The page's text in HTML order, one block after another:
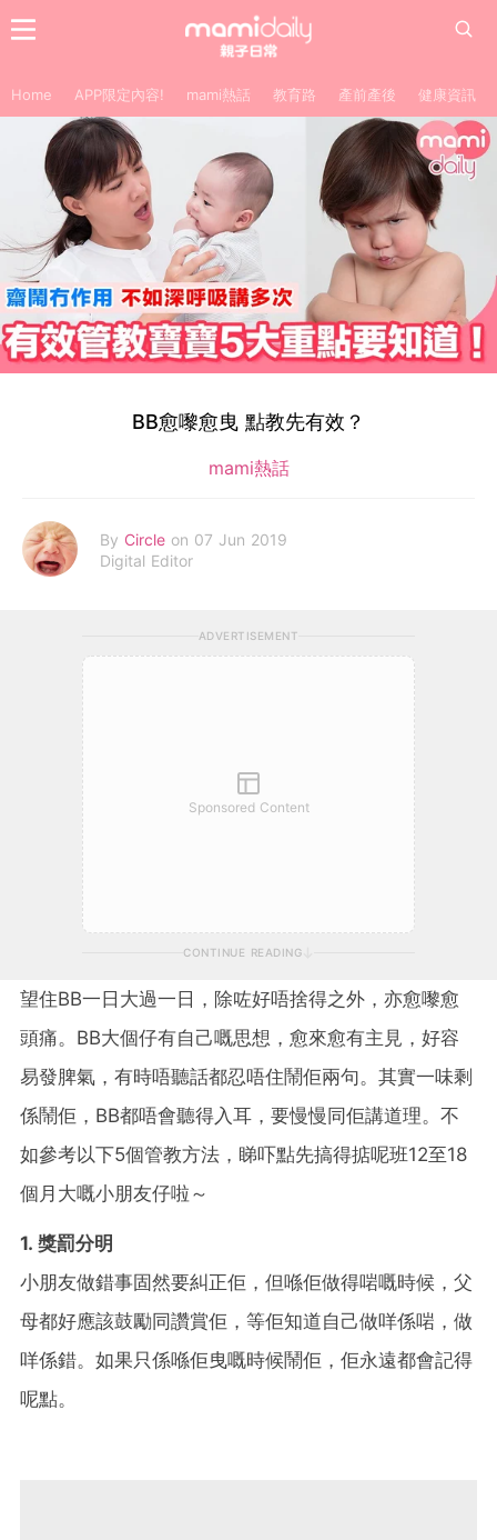
Home APP限定內容! mami熱話 教育路 產前產後 健康資訊
BB愈嚟愈曳 點教先有效？
mami熱話
By Circle on 07 Jun 2019
Digital Editor
ADVERTISEMENT
Sponsored Content
CONTINUE READING
望住BB一日大過一日，除咗好唔捨得之外，亦愈嚟愈
頭痛。BB大個仔有自己嘅思想，愈來愈有主見，好容
易發脾氣，有時唔聽話都忍唔住鬧佢兩句。其實一味剩
係鬧佢，BB都唔會聽得入耳，要慢慢同佢講道理。不
如參考以下5個管教方法，睇吓點先搞得掂呢班12至18
個月大嘅小朋友仔啦～
1. 獎罰分明
小朋友做錯事固然要糾正佢，但喺佢做得啱嘅時候，父
母都好應該鼓勵同讚賞佢，等佢知道自己做咩係啱，做
咩係錯。如果只係喺佢曳嘅時候鬧佢，佢永遠都會記得
呢點。